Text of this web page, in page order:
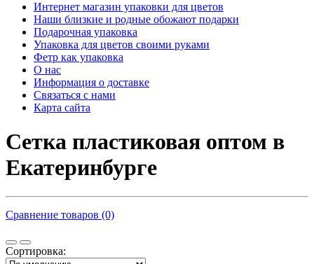
Интернет магазин упаковки для цветов
Наши близкие и родные обожают подарки
Подарочная упаковка
Упаковка для цветов своими руками
Фетр как упаковка
О нас
Информация о доставке
Связаться с нами
Карта сайта
Сетка пластиковая оптом в
Екатеринбурге
Сравнение товаров (0)
Сортировка: